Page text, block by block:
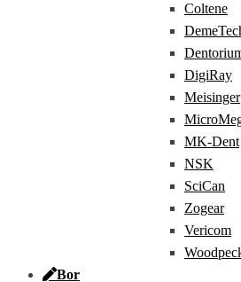
Coltene
DigiRay
Meisinger
MK-Dent
NSK
SciCan
Zogear
Vericom
Bor